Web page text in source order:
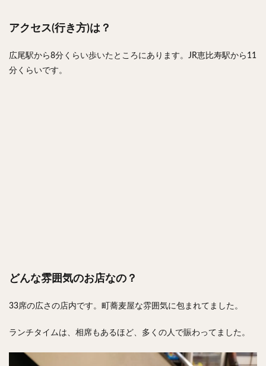
アクセス(行き方)は？
広尾駅から8分くらい歩いたところにあります。JR恵比寿駅から11
分くらいです。
どんな雰囲気のお店なの？
33席の広さの店内です。町蕎麦屋な雰囲気に包まれてました。
ランチタイムは、相席もあるほど、多くの人で賑わってました。